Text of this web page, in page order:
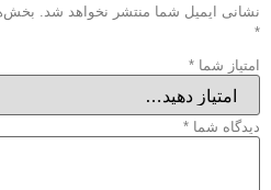
نشانی ایمیل شما منتشر نخواهد شد.
*
امتیاز شما *
دیدگاه شما *